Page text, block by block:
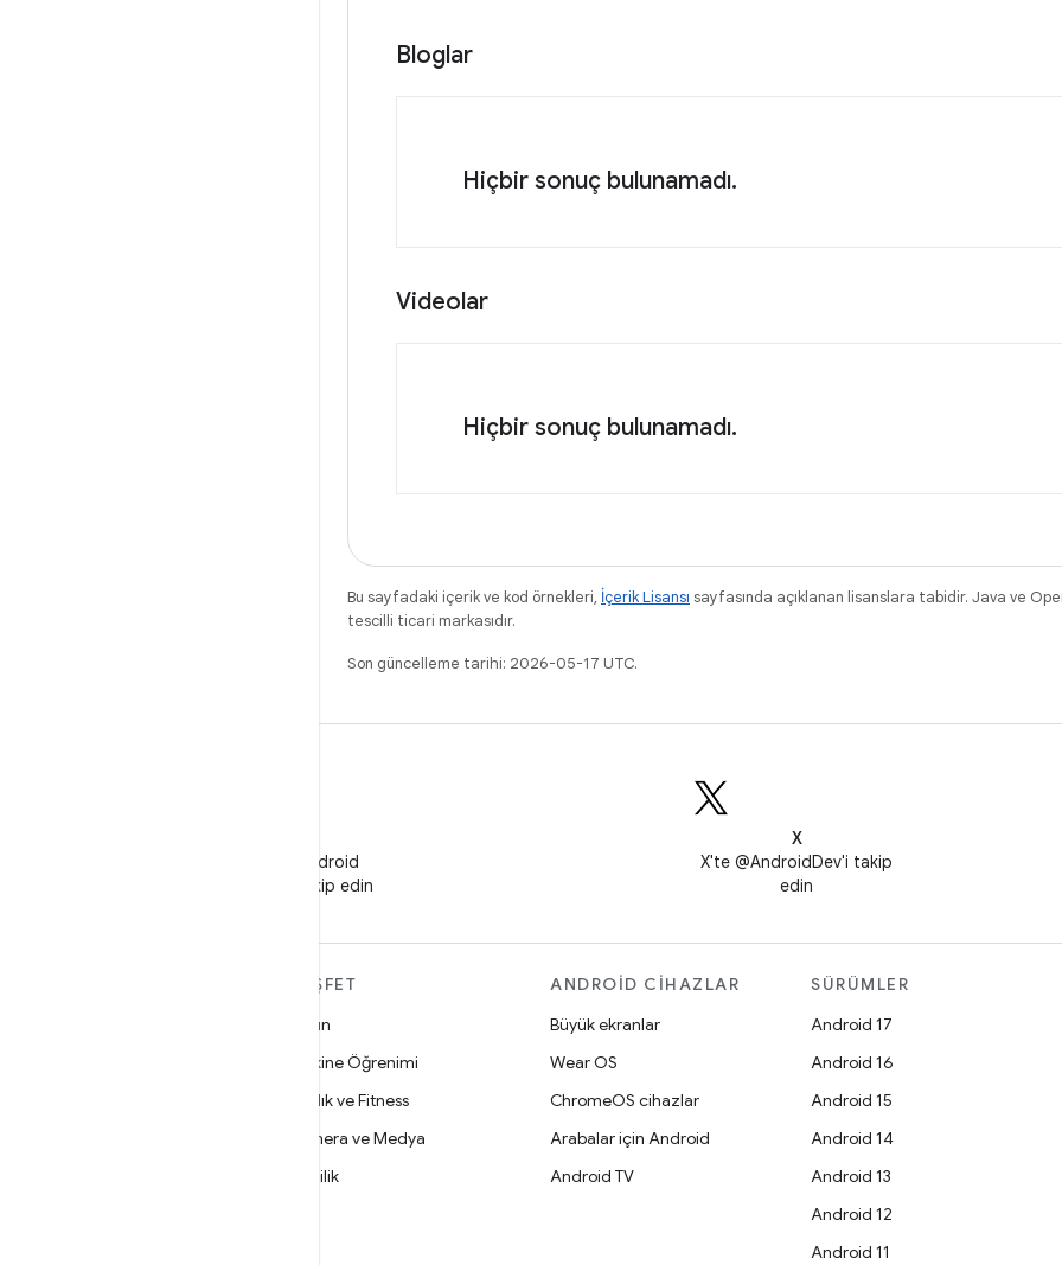
Bloglar
Hiçbir sonuç bulunamadı.
Videolar
Hiçbir sonuç bulunamadı.
Bu sayfadaki içerik ve kod örnekleri, İçerik Lisansı sayfasında açıklanan lisanslara tabidir. Java ve
tescilli ticari markasıdır.
Son güncelleme tarihi: 2026-05-17 UTC.
WeChat'te Android
Developers'ı takip edin
X
X'te @AndroidDev'i takip
edin
KEŞFET
Oyun
Makine Öğrenimi
Sağlık ve Fitness
Kamera ve Medya
Gizlilik
ANDROID CIHAZLAR
Büyük ekranlar
Wear OS
ChromeOS cihazlar
Arabalar için Android
Android TV
SÜRÜMLER
Android 17
Android 16
Android 15
Android 14
Android 13
Android 12
Android 11